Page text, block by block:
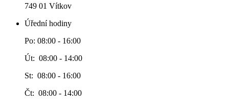
749 01 Vítkov
Úřední hodiny
Po: 08:00 - 16:00
Út: 08:00 - 14:00
St: 08:00 - 16:00
Čt: 08:00 - 14:00